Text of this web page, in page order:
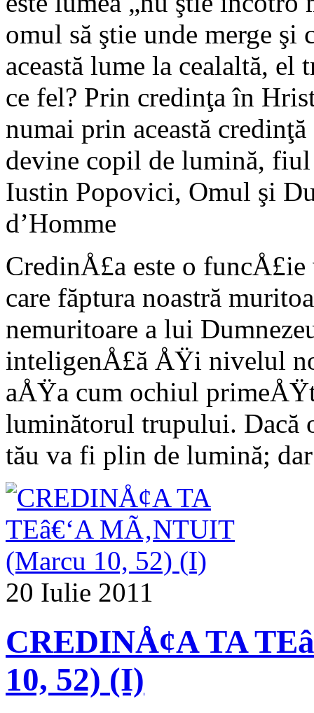
omul să ştie unde merge şi
această lume la cealaltă,
ce fel? Prin credinţa în
numai prin această
devine copil de lumină,
Iustin Popovici, Omul şi
d’Homme
CredinÅ£a este o
care făptura noastră
nemuritoare a lui
inteligenÅ£ă ÅŸi nivelul
aÅŸa cum ochiul
luminătorul trupului. Dacă
tău va fi plin de lumină;
20 Iulie 2011
CREDINÅ¢A TA
10, 52) (I)